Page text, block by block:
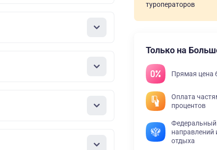
туроператоров
Только на
Прямая цена
Оплата
процентов
Федеральный
направлений
отдыха